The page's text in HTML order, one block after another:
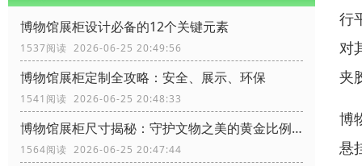
博物馆展柜设计必备的12个关键元素
1537阅读 2026-06-25 20:49:56
博物馆展柜定制全攻略：安全、展示、环保
1541阅读 2026-06-25 20:48:33
博物馆展柜尺寸揭秘：守护文物之美的黄金比例！
1564阅读 2026-06-25 20:47:44
行
对
夹
博
悬